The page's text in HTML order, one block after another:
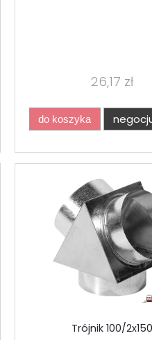
26,17 zł
do koszyka
Trójnik 100/2x150